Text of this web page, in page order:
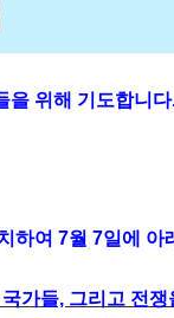
을 위해 기도합니
하여 7월 7일에
가들, 그리고 전쟁